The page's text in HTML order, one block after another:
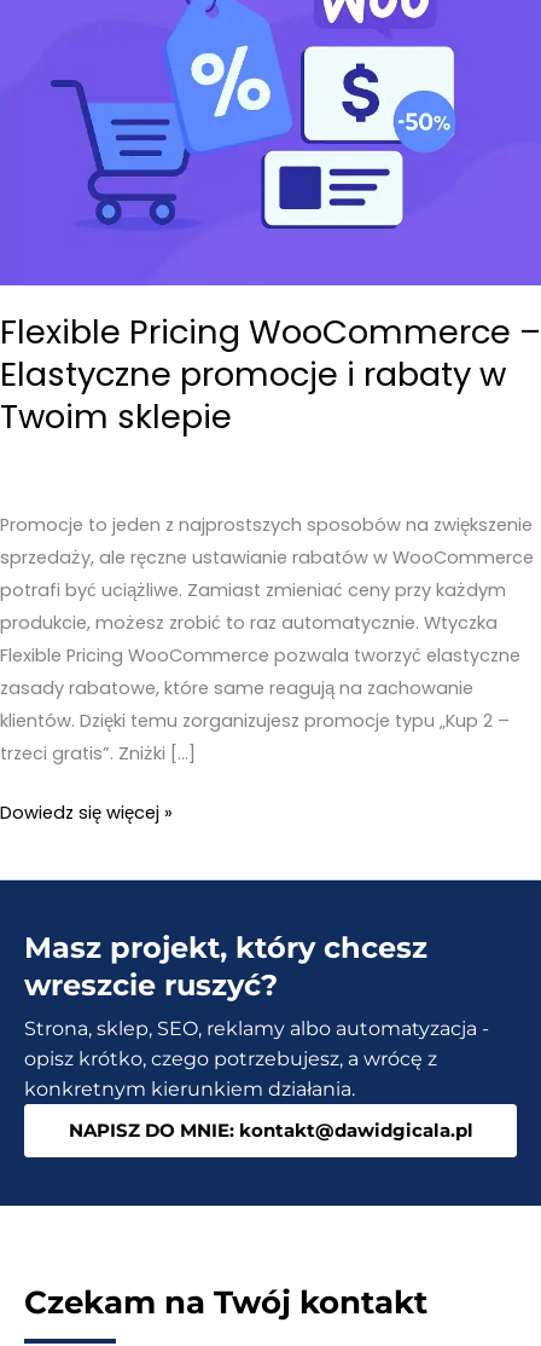
Flexible Pricing WooCommerce –
Elastyczne promocje i rabaty w
Twoim sklepie
Promocje to jeden z najprostszych sposobów na zwiększenie
sprzedaży, ale ręczne ustawianie rabatów w WooCommerce
potrafi być uciążliwe. Zamiast zmieniać ceny przy każdym
produkcie, możesz zrobić to raz automatycznie. Wtyczka
Flexible Pricing WooCommerce pozwala tworzyć elastyczne
zasady rabatowe, które same reagują na zachowanie
klientów. Dzięki temu zorganizujesz promocje typu „Kup 2 –
trzeci gratis”. Zniżki […]
Flexible
WooCommerce
Elastyczne
promocje
rabaty
Twoim
Dowiedz się więcej »
Masz projekt, który chcesz
wreszcie ruszyć?
Strona, sklep, SEO, reklamy albo automatyzacja -
opisz krótko, czego potrzebujesz, a wrócę z
konkretnym kierunkiem działania.
NAPISZ DO MNIE: kontakt@dawidgicala.pl
Czekam na Twój kontakt